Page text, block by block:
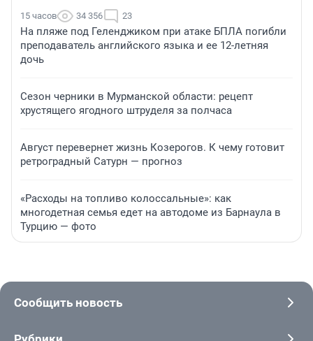
15 часов 34 356 23
На пляже под Геленджиком при атаке БПЛА погибли
преподаватель английского языка и ее 12-летняя
дочь
Сезон черники в Мурманской области: рецепт
хрустящего ягодного штруделя за полчаса
Август перевернет жизнь Козерогов. К чему готовит
ретроградный Сатурн — прогноз
«Расходы на топливо колоссальные»: как
многодетная семья едет на автодоме из Барнаула в
Турцию — фото
Сообщить новость